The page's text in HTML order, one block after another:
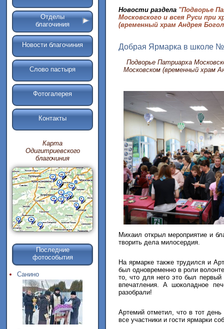
Отделы
благочиния
Новости благочиния
Слово пастыря
Фотогалерея
Контакты
Карта
Одигитриевского
благочиния
Последние
фотособытия
Санино
Новости раздела "Подворье
Московского и всея Руси при
(временный храм Андрея
Добрая Ярмарка в школе
Подворье Патриарха
Московском (временный храм
Михаил открыл мероприятие и
творить дела милосердия.
На ярмарке также трудился и
был одновременно в роли
то, что для него это был
впечатления. А шоколадное
разобрали!
Артемий отметил, что в тот
все участники и гости ярмарки